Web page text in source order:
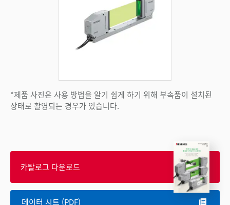
*제품 사진은 사용 방법을 알기 쉽게 하기 위해 부속품이 설치된
상태로 촬영되는 경우가 있습니다.
카탈로그 다운로드
데이터 시트 (PDF)